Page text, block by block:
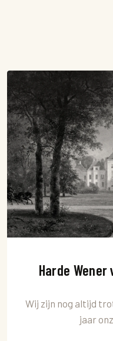
Harde
Wij zijn nog altijd
jaar